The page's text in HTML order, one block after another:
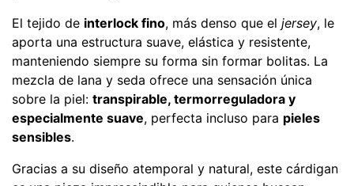
El tejido de interlock fino, más denso que el jersey, le
aporta una estructura suave, elástica y resistente,
manteniendo siempre su forma sin formar bolitas. La
mezcla de lana y seda ofrece una sensación única
sobre la piel: transpirable, termorreguladora y
especialmente suave, perfecta incluso para pieles
sensibles.
Gracias a su diseño atemporal y natural, este cárdigan